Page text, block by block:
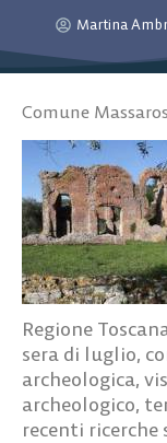
Martina
Comune
Regione
sera di luglio,
archeologica,
archeologico,
recenti